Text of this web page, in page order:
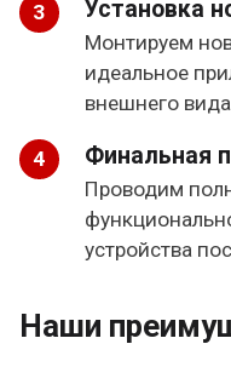
Установка
Монтируем
идеальное
внешнего
Финальная
Проводим
устройства
Наши